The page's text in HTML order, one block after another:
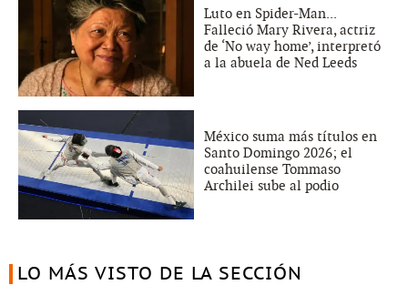
Luto en Spider-Man...
Falleció Mary Rivera, actriz
de ‘No way home’, interpretó
a la abuela de Ned Leeds
México suma más títulos en
Santo Domingo 2026; el
coahuilense Tommaso
Archilei sube al podio
LO MÁS VISTO DE LA SECCIÓN